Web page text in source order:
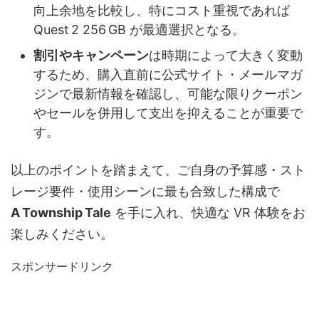
向上余地を比較し、特にコスト重視であれば
Quest 2 256 GB が最適選択となる。
割引やキャンペーンは時期によって大きく変動
するため、購入直前に公式サイト・メールマガ
ジンで最新情報を確認し、可能な限りクーポン
やセールを併用して支出を抑えることが重要で
す。
以上のポイントを踏まえて、ご自身の予算感・スト
レージ要件・使用シーンに最も合致した構成で
A Township Tale を手に入れ、快適な VR 体験をお
楽しみください。
スポンサードリンク